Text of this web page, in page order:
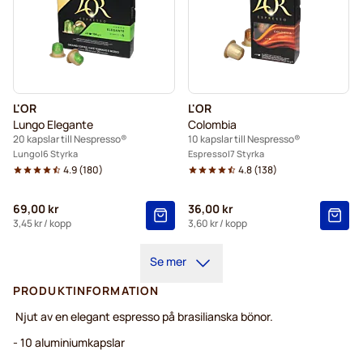
L'OR
Lungo Elegante
20 kapslar till Nespresso®
Lungo 6 Styrka
4.9(180)
69,00 kr
3,45 kr/ kopp
L'OR
Colombia
10 kapslar till Nespresso®
Espresso 7 Styrka
4.8(138)
36,00 kr
3,60 kr/ kopp
Se mer
PRODUKTINFORMATION
Njut av en elegant espresso på brasilianska bönor.
- 10 aluminiumkapslar